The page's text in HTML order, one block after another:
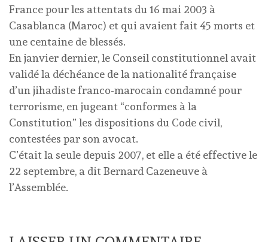
France pour les attentats du 16 mai 2003 à
Casablanca (Maroc) et qui avaient fait 45 morts et
une centaine de blessés.
En janvier dernier, le Conseil constitutionnel avait
validé la déchéance de la nationalité française
d’un jihadiste franco-marocain condamné pour
terrorisme, en jugeant “conformes à la
Constitution” les dispositions du Code civil,
contestées par son avocat.
C’était la seule depuis 2007, et elle a été effective le
22 septembre, a dit Bernard Cazeneuve à
l’Assemblée.